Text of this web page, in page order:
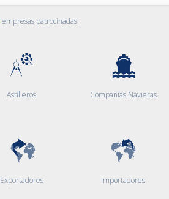
empresas patrocinadas
Astilleros Compañías Navieras
Exportadores Importadores